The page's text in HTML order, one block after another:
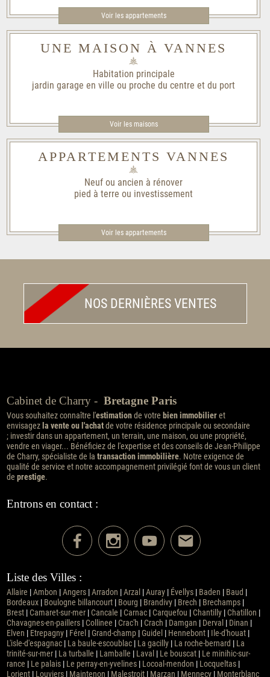
Voir les appartements
UNE MAISON À VANNES
Habitation principale
jardin garage en ville ou proche du centre et du port
Voir les maisons
APPARTEMENTS VANNES
Neuf ou ancien à rénover
pied à terre ou investissement
Voir les appartements
NOS DERNIÈRES VENTES
Cabinet de Charry - Bretagne Paris
Vous souhaitez connaître l'estimationde votre bien immobilieret
envisagezla vente ou l'achatde votre résidence principale ou secondaire
; investir dans un appartement, un terrain, une maison, ou une propriété,
vendre en viager... Bénéficiez de l'expertise et des conseils de Jean-Philippe
de Charry, spécialiste de la transaction immobilière. Notre exigence de
qualité de service et notre accompagnement privilégié font de vous un client
de prestige.
Entrons en contact :
Liste des Villes :
Allaire |Ambon |Angers|Arradon |Arzal |Auray| Évellys| Baden | Baud |
Bordeaux| Boulogne billancourt| Bourg | Brandivy| Brech | Brechamps|
Brest|Camaret-sur-mer|Cancale |Carnac|Carquefou |Chantilly|Chatillon |
Chavagnes-en-paillers|Collinee |Crac'h |Crach | Damgan | Derval | Dinan |
Elven | Etrepagny| Férel |Grand-champ|Guidel | Hennebont| Ile-d'houat|
L'isle-d'espagnac| La baule-escoublac| La gacilly| La roche-bernard | La
trinité-sur-mer| La turballe | Lamballe | Laval | Le bouscat| Le minihic-sur-
rance | Le palais| Le perray-en-yvelines| Locoal-mendon | Locqueltas|
Lorient| Louviers| Maintenon | Malestroit| Marzan | Mennecy| Monterblanc